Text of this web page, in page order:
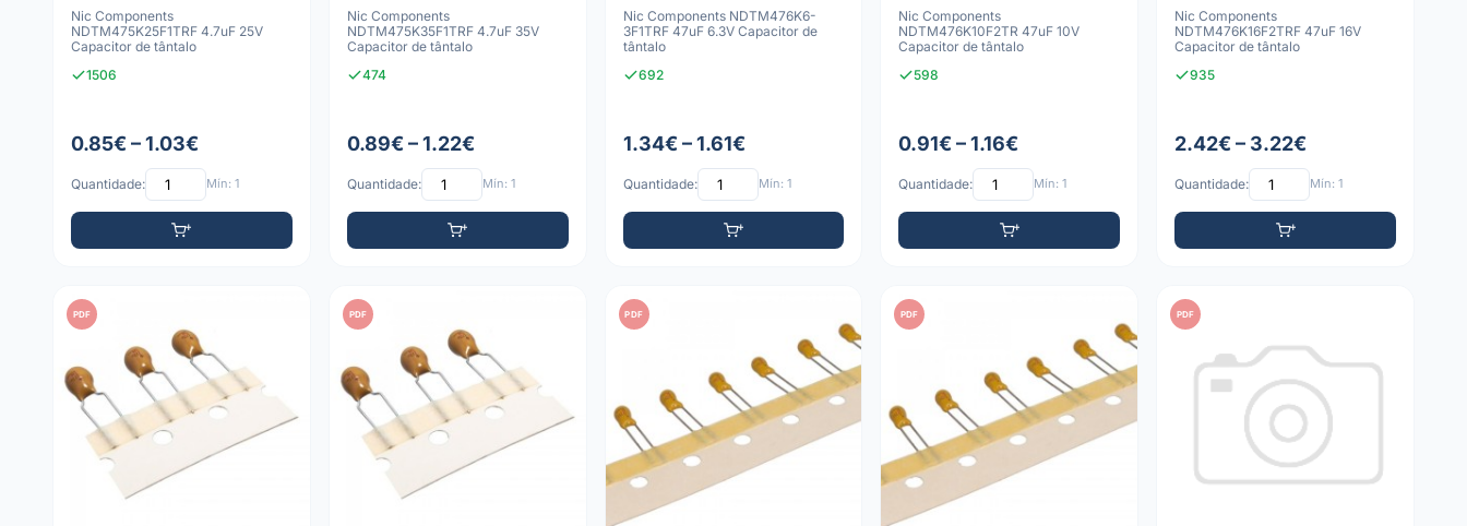
Nic Components
NDTM475K25F1TRF 4.7uF 25V
Capacitor de tântalo
1506
0.85€ – 1.03€
Quantidade: Mín: 1
Nic Components
NDTM475K35F1TRF 4.7uF 35V
Capacitor de tântalo
474
0.89€ – 1.22€
Quantidade: Mín: 1
Nic Components NDTM476K6-
3F1TRF 47uF 6.3V Capacitor de
tântalo
692
1.34€ – 1.61€
Quantidade: Mín: 1
Nic Components
NDTM476K10F2TR 47uF 10V
Capacitor de tântalo
598
0.91€ – 1.16€
Quantidade: Mín: 1
Nic Components
NDTM476K16F2TRF 47uF 16V
Capacitor de tântalo
935
2.42€ – 3.22€
Quantidade: Mín: 1
PDF PDF PDF PDF PDF